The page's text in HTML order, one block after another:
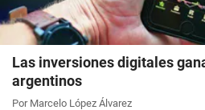
Las inversiones digitales
argentinos
Por Marcelo López Álvarez